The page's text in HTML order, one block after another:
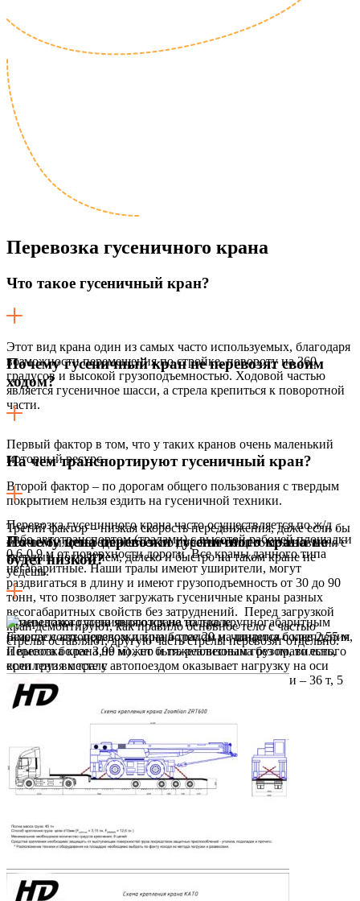
Перевозка гусеничного крана
Что такое гусеничный кран?
Этот вид крана один из самых часто используемых, благодаря
возможности перемещения по стройке, повороту на 360
градусов и высокой грузоподъемностью. Ходовой частью
является гусеничное шасси, а стрела крепиться к поворотной
части.
Почему гусеничный кран не перевозят своим
ходом?
Первый фактор в том, что у таких кранов очень маленький
моторный ресурс.
Второй фактор – по дорогам общего пользования с твердым
покрытием нельзя ездить на гусеничной техники.
Третий фактор – низкая скорость передвижения, даже если бы
можно было передвигаться по дорогам общего пользования с
твердым покрытием, далеко и быстро на таком кране не
уедешь.
На чем транспортируют гусеничный кран?
Перевозка гусеничного крана часто осуществляется по ж/д ,
либо автотранспортом (тралами) с высотой рабочей площадки
0,6-0,9 м от поверхности дороги. Все краны данного типа
негабаритные. Наши тралы имеют уширители, могут
раздвигаться в длину и имеют грузоподъемность от 30 до 90
тонн, что позволяет загружать гусеничные краны разных
весогабаритных свойств без затруднений. Перед загрузкой
кран демонтируют, как правило основное тело с частью
стрелы оставляют, другую часть стрелы перевозят отдельно.
Почему цена перевозки гусеничного крана не
будет низкой?
Краны такого типа являются не только крупногабаритным
(вместе с автопоездом длина более 20 м., ширина более 2,55 м,
и высота более 3,99 м) , но и тяжеловесным грузом, то есть,
если груз вместе с автопоездом оказывает нагрузку на оси
более установленных пределов — 3 оси – 28 т, 4 оси – 36 т, 5
осей – 40 т, 6 осей – 44 т.
Безопасность перевозки крана тралом начинается с крепления
Перевозка крана не может быть реализована без правильного
крепления к тралу